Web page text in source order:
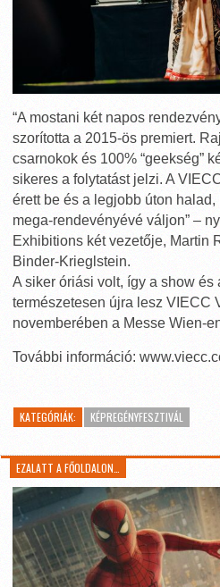
“A mostani két napos
szorította a 2015-ös premiert.
csarnokok és 100% “geekség”
sikeres a folytatást jelzi. A
érett be és a legjobb úton
mega-rendevényévé váljon” –
Exhibitions két vezetője, Martin
Binder-Krieglstein.
A siker óriási volt, így a show és
természetesen újra lesz VIECC
novemberében a Messe Wien-
További információ:
KATEGÓRIÁK: KÉPREGÉNYFESZTIVÁL
EZALATT A FŐOLDALON…